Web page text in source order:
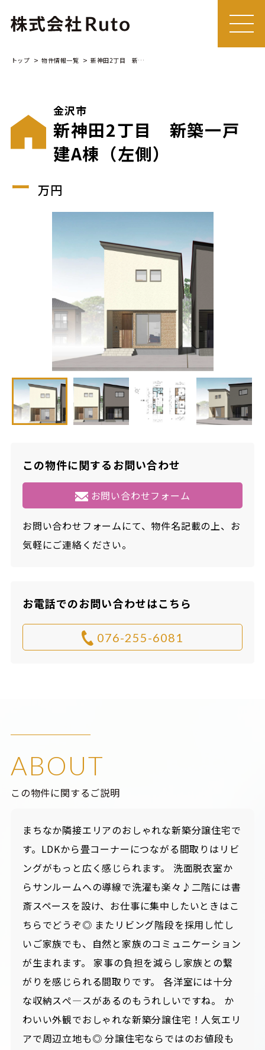
MEN
U
トップ 物件情報一覧 新神田2丁目 新築一戸建A棟（左側）
金沢市
新神田2丁目 新築一戸
建A棟（左側）
ー 万円
この物件に関するお問い合わせ
お問い合わせフォーム
お問い合わせフォームにて、物件名記載の上、お
気軽にご連絡ください。
お電話でのお問い合わせはこちら
076-255-6081
ABOUT
この物件に関するご説明
まちなか隣接エリアのおしゃれな新築分譲住宅で
す。LDKから畳コーナーにつながる間取りはリビ
ングがもっと広く感じられます。 洗面脱衣室か
らサンルームへの導線で洗濯も楽々♪二階には書
斎スペースを設け、お仕事に集中したいときはこ
ちらでどうぞ◎ またリビング階段を採用し忙し
いご家族でも、自然と家族のコミュニケーション
が生まれます。 家事の負担を減らし家族との繋
がりを感じられる間取りです。 各洋室には十分
な収納スぺ―スがあるのもうれしいですね。 か
わいい外観でおしゃれな新築分譲住宅！人気エリ
アで周辺立地も◎ 分譲住宅ならではのお値段も